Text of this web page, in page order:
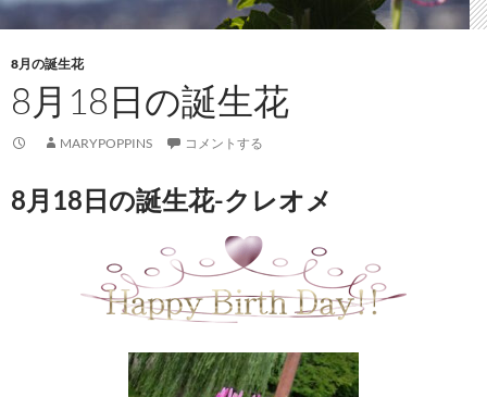
8月の誕生花
8月18日の誕生花
MARYPOPPINS コメントする
8月18日の誕生花-クレオメ